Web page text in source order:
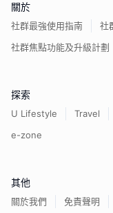
關於
社群最強使用指南
社
社群焦點功能及升級計劃
探索
U Lifestyle Travel
e-zone
其他
關於我們 免責聲明